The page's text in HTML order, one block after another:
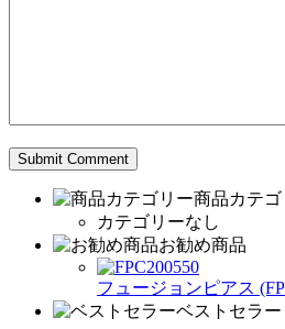
商品カテゴ
カテゴリーなし
お勧め商品
フュージョンピアス
ベストセラー